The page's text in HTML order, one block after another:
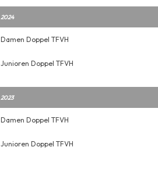
2024
Damen Doppel TFVH
Junioren Doppel TFVH
2023
Damen Doppel TFVH
Junioren Doppel TFVH